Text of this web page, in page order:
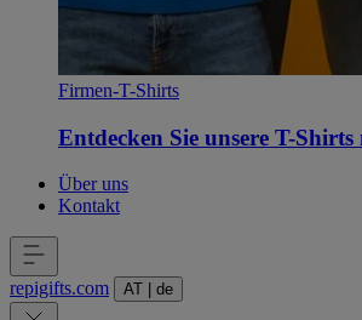
Firmen-T-Shirts
Entdecken Sie unsere T-
Über uns
Kontakt
repigifts.com AT de